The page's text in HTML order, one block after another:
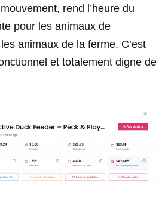
rend l’heure du
pour les animaux de
animaux de la ferme. C’est
et totalement digne de